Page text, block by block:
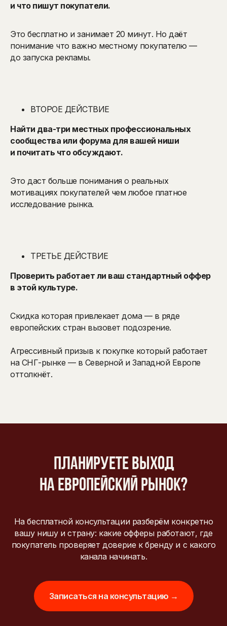
и что пишут покупатели.
Это бесплатно и занимает 20 минут. Но даёт
понимание что важно местному покупателю —
до запуска рекламы.
ВТОРОЕ ДЕЙСТВИЕ
Найти два-три местных профессиональных
сообщества или форума для вашей ниши
и почитать что обсуждают.
Это даст больше понимания о реальных
мотивациях покупателей чем любое платное
исследование рынка.
ТРЕТЬЕ ДЕЙСТВИЕ
Проверить работает ли ваш стандартный оффер
в этой культуре.
Скидка которая привлекает дома — в ряде
европейских стран вызовет подозрение.
Агрессивный призыв к покупке который работает
на СНГ-рынке — в Северной и Западной Европе
оттолкнёт.
Планируете выход
на европейский рынок?
На бесплатной консультации разберём конкретно
вашу нишу и страну: какие офферы работают, где
покупатель проверяет доверие к бренду и с какого
канала начинать.
Записаться на консультацию →